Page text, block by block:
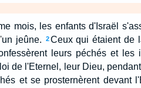
mois, les enfants d'Israël
jeûne.
2Ceux qui étaient de
leurs péchés et les
de l'Eternel, leur Dieu,
et se prosternèrent devant